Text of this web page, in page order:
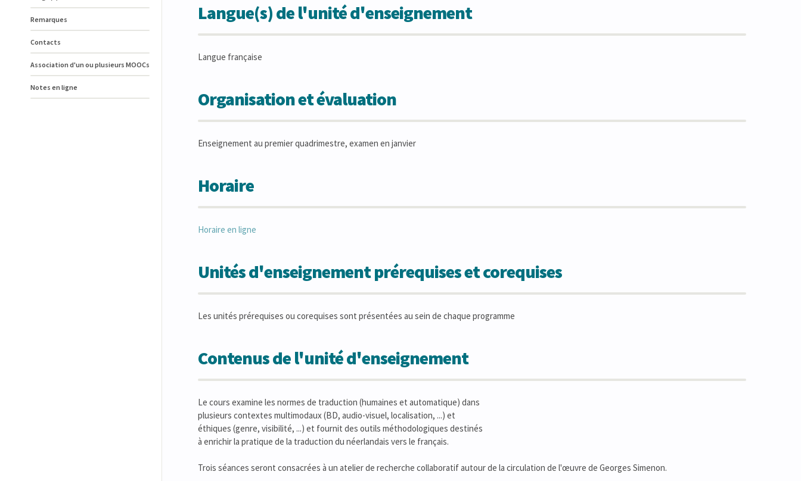
Remarques
Contacts
Association d'un ou plusieurs MOOCs
Notes en ligne
Langue(s) de l'unité d'enseignement
Langue française
Organisation et évaluation
Enseignement au premier quadrimestre, examen en janvier
Horaire
Horaire en ligne
Unités d'enseignement prérequises et corequises
Les unités prérequises ou corequises sont présentées au sein de chaque programme
Contenus de l'unité d'enseignement
Le cours examine les normes de traduction (humaines et automatique) dans
plusieurs contextes multimodaux (BD, audio-visuel, localisation, ...) et
éthiques (genre, visibilité, ...) et fournit des outils méthodologiques destinés
à enrichir la pratique de la traduction du néerlandais vers le français.
Trois séances seront consacrées à un atelier de recherche collaboratif autour de la circulation de l'œuvre de Georges Simenon.